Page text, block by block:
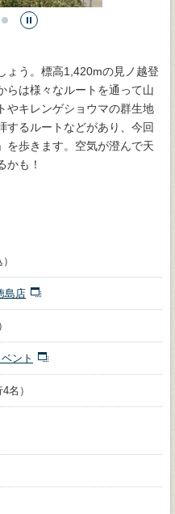
ょう。標高1,420mの見ノ越登
らは様々なルートを通って山
やキレンゲショウマの群生地
するルートなどがあり、今回
を歩きます。空気が澄んで天
かも！
島店
ント
名）